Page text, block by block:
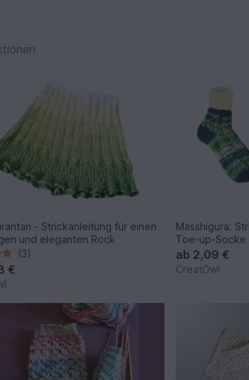
- Strickanleitung für einen
und eleganten Rock
(3)
€
Masshigura:
Toe-up-Socke
ab 2,09 €
CreatOwl